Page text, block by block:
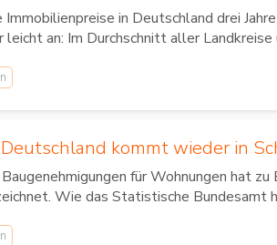
Immobilienpreise in Deutschland drei
an: Im Durchschnitt aller
kommt wieder in
für Wohnungen hat
Wie das Statistische Bundesamt